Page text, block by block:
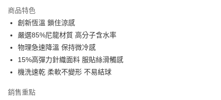
Apple Pay
悠遊付
Google Pay
AFTEE先享後付
相關說明
商品特色
創新恆溫 鎖住涼感
嚴選85%尼龍材質 高分子含水率
物理急速降溫 保持微冷感
15%高彈力針織面料 服貼絲滑觸感
機洗速乾 柔軟不變形 不易結球
銷售重點